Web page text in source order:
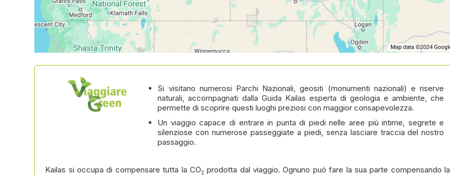
Si visitano numerosi Parchi Nazionali, geositi (monumenti nazionali) e riserve
naturali, accompagnati dalla Guida Kailas esperta di geologia e ambiente, che
permette di scoprire questi luoghi preziosi con maggior consapevolezza.
Un viaggio capace di entrare in punta di piedi nelle aree più intime, segrete e
silenziose con numerose passeggiate a piedi, senza lasciare traccia del nostro
passaggio.
Kailas si occupa di compensare tutta la CO2 prodotta dal viaggio. Ognuno può fare la sua parte compensando la